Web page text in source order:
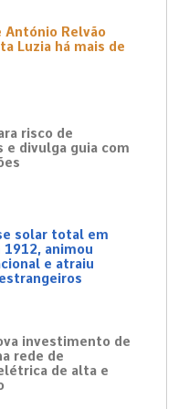
António Relvão
Luzia há mais de
risco de
e divulga guia com
solar total em
1912, animou
e atraiu
investimento de
rede de
de alta e